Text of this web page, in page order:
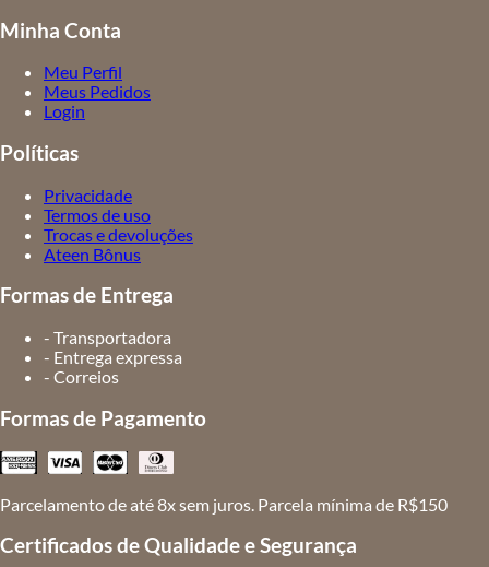
Minha Conta
Meu Perfil
Meus Pedidos
Login
Políticas
Privacidade
Termos de uso
Trocas e devoluções
Ateen Bônus
Formas de Entrega
- Transportadora
- Entrega expressa
- Correios
Formas de Pagamento
Parcelamento de até 8x sem juros. Parcela mínima de R$150
Certificados de Qualidade e Segurança